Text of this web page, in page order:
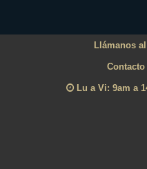
Llámanos
Contacto
Lu a Vi: 9am a